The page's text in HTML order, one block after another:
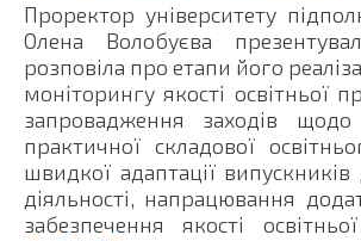
Проректор університету
Олена Волобуєва
розповіла про етапи його
моніторингу якості освітньої
запровадження заходів щодо
практичної складової
швидкої адаптації
діяльності, напрацювання
забезпечення якості